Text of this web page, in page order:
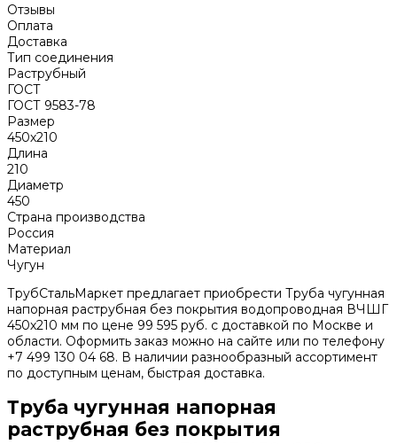
Отзывы
Оплата
Доставка
Тип соединения
Раструбный
ГОСТ
ГОСТ 9583-78
Размер
450х210
Длина
210
Диаметр
450
Страна производства
Россия
Материал
Чугун
ТрубСтальМаркет предлагает приобрести Труба чугунная
напорная раструбная без покрытия водопроводная ВЧШГ
450х210 мм по цене 99 595 руб. с доставкой по Москве и
области. Оформить заказ можно на сайте или по телефону
+7 499 130 04 68. В наличии разнообразный ассортимент
по доступным ценам, быстрая доставка.
Труба чугунная напорная
раструбная без покрытия